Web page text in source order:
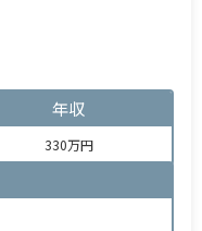
年収
330万円